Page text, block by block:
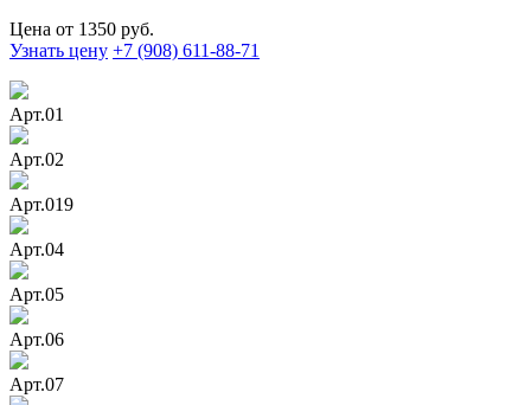
Цена от 1350 руб.
Узнать цену +7 (908) 611-88-71
Арт.01
Арт.02
Арт.019
Арт.04
Арт.05
Арт.06
Арт.07